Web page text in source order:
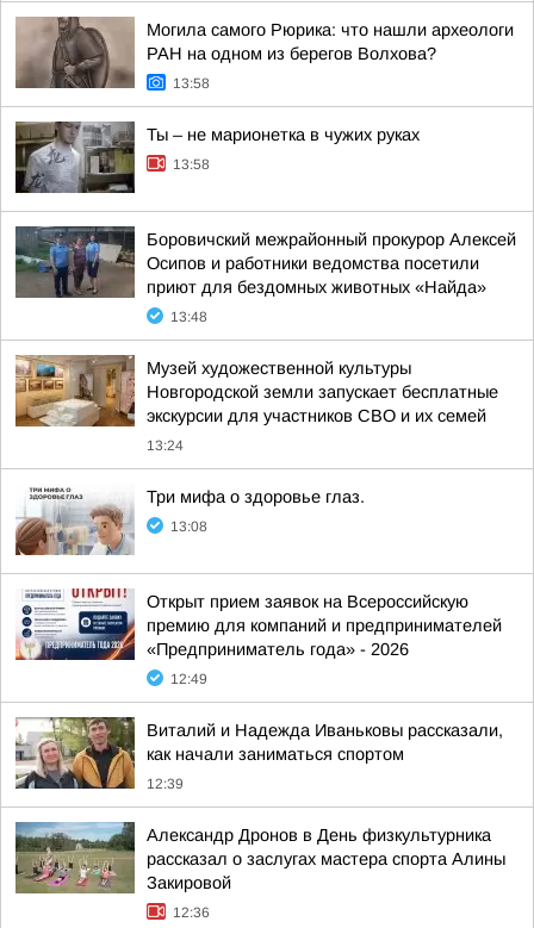
Могила самого Рюрика: что нашли археологи
РАН на одном из берегов Волхова?
13:58
Ты – не марионетка в чужих руках
13:58
Боровичский межрайонный прокурор Алексей
Осипов и работники ведомства посетили
приют для бездомных животных «Найда»
13:48
Музей художественной культуры
Новгородской земли запускает бесплатные
экскурсии для участников СВО и их семей
13:24
Три мифа о здоровье глаз.
13:08
Открыт прием заявок на Всероссийскую
премию для компаний и предпринимателей
«Предприниматель года» - 2026
12:49
Виталий и Надежда Иваньковы рассказали,
как начали заниматься спортом
12:39
Александр Дронов в День физкультурника
рассказал о заслугах мастера спорта Алины
Закировой
12:36